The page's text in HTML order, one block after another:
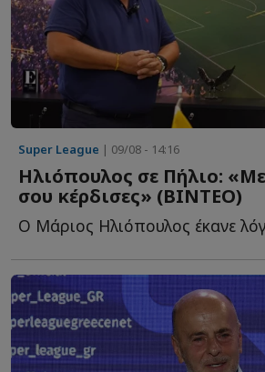
Super League | 09/08 - 14:16
Ηλιόπουλος σε Πήλιο:
σου κέρδισες» (ΒΙΝΤΕΟ)